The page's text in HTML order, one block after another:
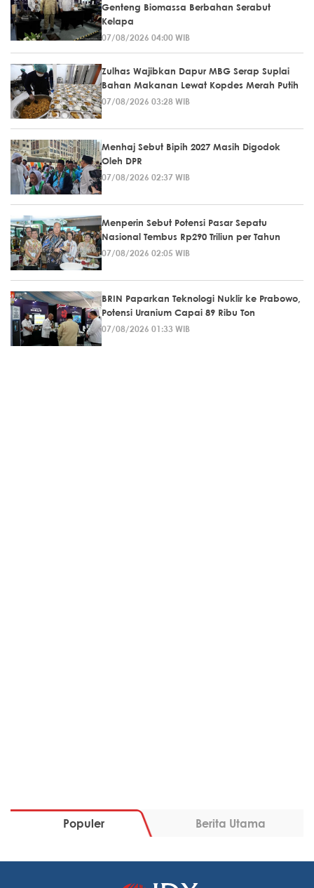
Genteng Biomassa Berbahan Serabut
Kelapa
07/08/2026 04:00 WIB
Zulhas Wajibkan Dapur MBG Serap Suplai
Bahan Makanan Lewat Kopdes Merah Putih
07/08/2026 03:28 WIB
Menhaj Sebut Bipih 2027 Masih Digodok
Oleh DPR
07/08/2026 02:37 WIB
Menperin Sebut Potensi Pasar Sepatu
Nasional Tembus Rp290 Triliun per Tahun
07/08/2026 02:05 WIB
BRIN Paparkan Teknologi Nuklir ke Prabowo,
Potensi Uranium Capai 89 Ribu Ton
07/08/2026 01:33 WIB
Populer Berita Utama